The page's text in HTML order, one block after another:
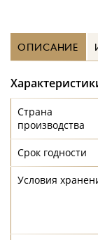
ОПИСАНИЕ
Страна
производства
Срок годности
Условия